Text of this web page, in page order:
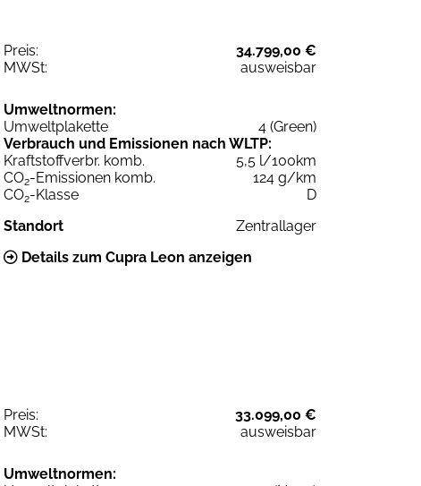
Preis:
34.799,00 €
MWSt:
ausweisbar
Umweltnormen:
Umweltplakette
4 (Green)
Verbrauch und Emissionen nach WLTP:
Kraftstoffverbr. komb.
5,5 l/100km
CO2-Emissionen komb.
124 g/km
CO2-Klasse
D
Standort
Zentrallager
Details zum Cupra Leon anzeigen
Preis:
33.099,00 €
MWSt:
ausweisbar
Umweltnormen: